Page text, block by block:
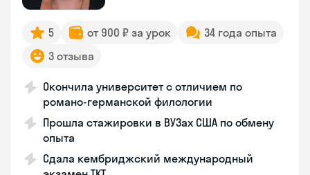
5 от 900 ₽ за урок
34 года опыта
3 отзыва
Окончила университет с отличием по
романо-германской филологии
Прошла стажировки в ВУЗах США по обмену
опыта
Сдала кембриджский международный